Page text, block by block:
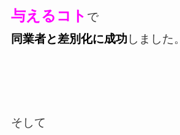
与えるコト で
同業者と差別化に成功 しました。
そして